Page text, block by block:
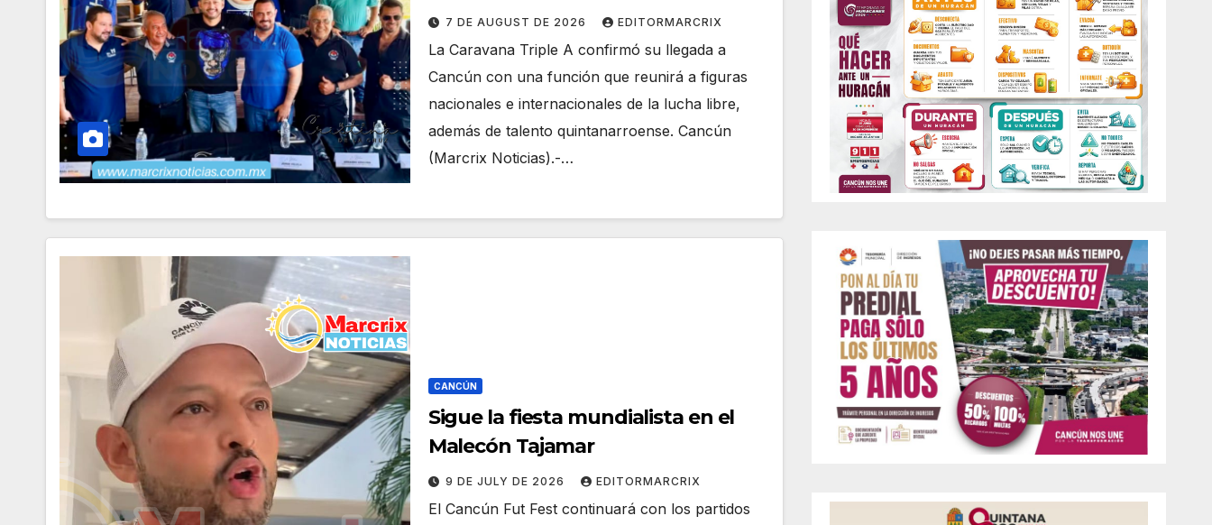
7 DE AUGUST DE 2026 EDITORMARCRIX
La Caravana Triple A confirmó su llegada a
Cancún con una función que reunirá a figuras
nacionales e internacionales de la lucha libre,
además de talento quintanarroense. Cancún
(Marcrix Noticias).-…
CANCÚN
Sigue la fiesta mundialista en el
Malecón Tajamar
9 DE JULY DE 2026 EDITORMARCRIX
El Cancún Fut Fest continuará con los partidos